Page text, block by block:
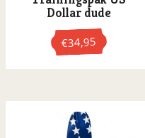
Dollar dude
€34,95